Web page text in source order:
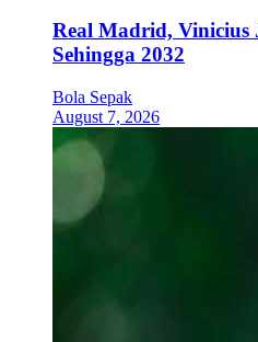
Real Madrid,
Sehingga 2032
Bola Sepak
August 7, 2026